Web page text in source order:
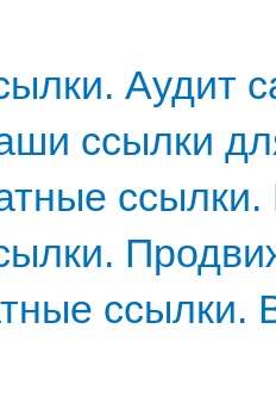
Аудит
ссылки
ссылки.